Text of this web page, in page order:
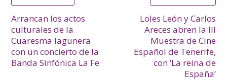
Arrancan los actos
culturales de la
Cuaresma lagunera
con un concierto de la
Banda Sinfónica La Fe
Loles León y Carlos
Areces abren la III
Muestra de Cine
Español de Tenerife,
con ‘La reina de
España’